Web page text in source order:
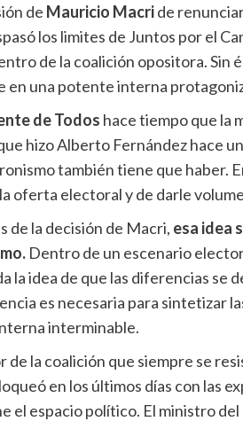
de Mauricio Macride
los limites de Juntos por el
de la coalición opositora. Sin
en una potente interna
de Todos hace tiempo que la
hizo Alberto Fernández hace
también tiene que haber.
oferta electoral y de darle
de la decisión de Macri, esa idea
Dentro de un escenario
la idea de que las diferencias se
es necesaria para sintetizar
interminable.
de la coalición que siempre se
en los últimos días con las
el espacio político. El ministro